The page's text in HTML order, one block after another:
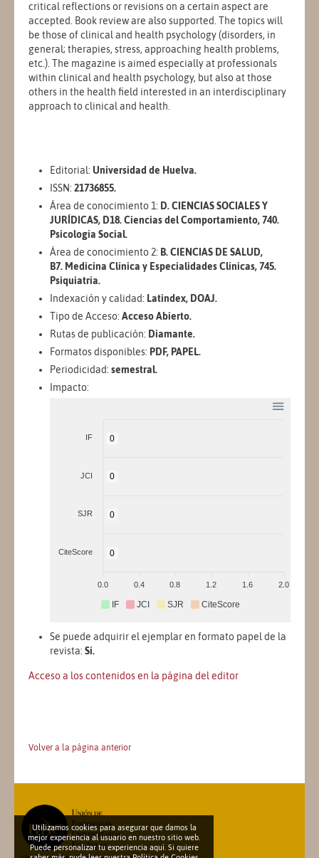
critical reflections or revisions on a certain aspect are
accepted. Book review are also supported. The topics will
be those of clinical and health psychology (disorders, in
general; therapies, stress, approaching health problems,
etc.). The magazine is aimed especially at professionals
within clinical and health psychology, but also at those
others in the health field interested in an interdisciplinary
approach to clinical and health.
Editorial: Universidad de Huelva.
ISSN: 21736855.
Área de conocimiento 1: D. CIENCIAS SOCIALES Y
JURÍDICAS, D18. Ciencias del Comportamiento, 740.
Psicología Social.
Área de conocimiento 2: B. CIENCIAS DE SALUD,
B7. Medicina Clínica y Especialidades Clínicas, 745.
Psiquiatría.
Indexación y calidad: Latindex, DOAJ.
Tipo de Acceso: Acceso Abierto.
Rutas de publicación: Diamante.
Formatos disponibles: PDF, PAPEL.
Periodicidad: semestral.
Impacto:
IF JCI SJR CiteScore
0
0
0
0
IF
JCI
SJR
CiteScore
2.0
1.6
1.2
0.8
0.4
0.0
Se puede adquirir el ejemplar en formato papel de la
revista: Sí.
Acceso a los contenidos en la página del editor
Volver a la página anterior
Utilizamos cookies para asegurar que damos la
mejor experiencia al usuario en nuestro sitio web.
Puede personalizar tu experiencia aquí. Si quiere